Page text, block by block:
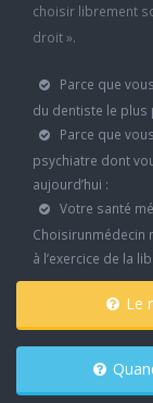
choisir librement
droit ».
Parce que
du dentiste le plus
Parce que
psychiatre dont
aujourd’hui :
Votre santé
Choisirunmédecin
à l’exercice de la